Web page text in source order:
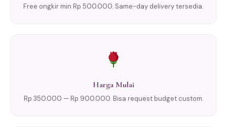
Free ongkir min Rp 500.000. Same-day delivery tersedia.
Harga Mulai
Rp 350.000 — Rp 900.000. Bisa request budget custom.